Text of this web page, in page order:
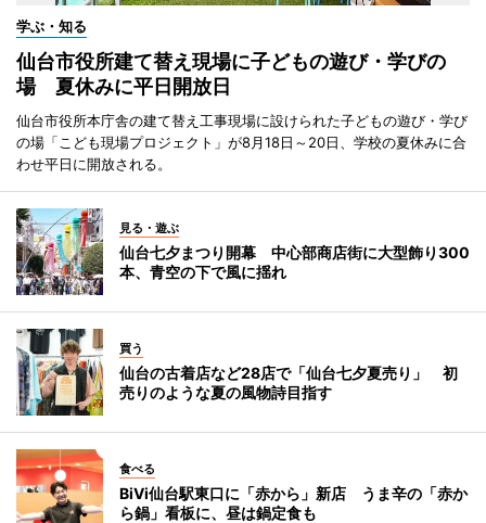
学ぶ・知る
仙台市役所建て替え現場に子どもの遊び・学びの
場 夏休みに平日開放日
仙台市役所本庁舎の建て替え工事現場に設けられた子どもの遊び・学び
の場「こども現場プロジェクト」が8月18日～20日、学校の夏休みに合
わせ平日に開放される。
見る・遊ぶ
仙台七夕まつり開幕 中心部商店街に大型飾り300
本、青空の下で風に揺れ
買う
仙台の古着店など28店で「仙台七夕夏売り」 初
売りのような夏の風物詩目指す
食べる
BiVi仙台駅東口に「赤から」新店 うま辛の「赤か
ら鍋」看板に、昼は鍋定食も